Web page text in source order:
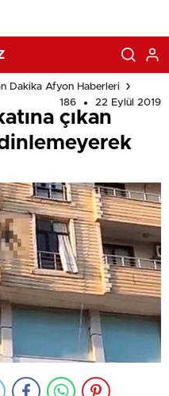
Dakika Afyon Haberleri
186
22 Eylül 2019
çıkan